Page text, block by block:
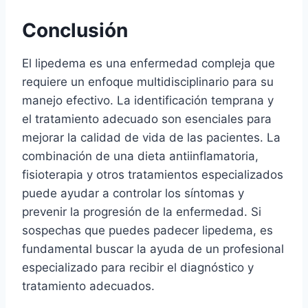
Conclusión
El lipedema es una enfermedad compleja que
requiere un enfoque multidisciplinario para su
manejo efectivo. La identificación temprana y
el tratamiento adecuado son esenciales para
mejorar la calidad de vida de las pacientes. La
combinación de una dieta antiinflamatoria,
fisioterapia y otros tratamientos especializados
puede ayudar a controlar los síntomas y
prevenir la progresión de la enfermedad. Si
sospechas que puedes padecer lipedema, es
fundamental buscar la ayuda de un profesional
especializado para recibir el diagnóstico y
tratamiento adecuados.